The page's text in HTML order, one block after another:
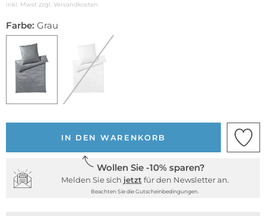
inkl. Mwst zzgl. Versandkosten
Farbe: Grau
IN DEN WARENKORB
Wollen Sie -10% sparen?
Melden Sie sich jetzt für den Newsletter an.
Beachten Sie die Gutscheinbedingungen.